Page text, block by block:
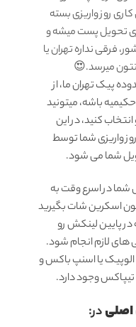
روز واریزی بسته
تحویل پست میشه و
فرقی نداره تهران یا
میرسد.😍
پیک تهران ما، از
باشه، میتونید
کنید، در این
واريزى شما توسط
در اسرع وقت به
اسکرین شات بگیرید
پایین لینکش رو
های لازم انجام شود.
الوپیک یا اسنپ باکس و
وجود دارد.
در: